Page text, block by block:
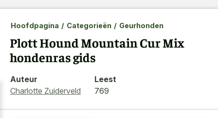
Hoofdpagina / Categorieën / Geurhonden
Plott Hound Mountain Cur Mix
hondenras gids
Auteur
Charlotte Zuiderveld
Leest
769